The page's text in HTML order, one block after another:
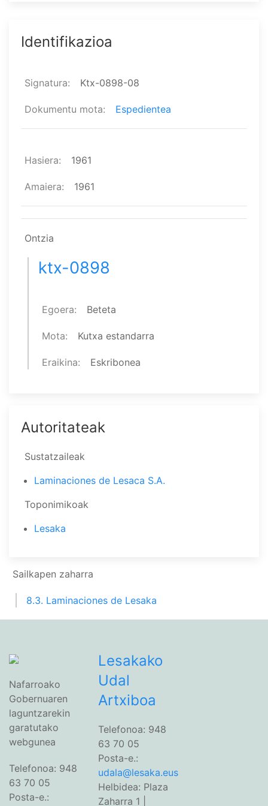
Identifikazioa
Signatura Ktx-0898-08
Dokumentu mota Espedientea
Hasiera 1961
Amaiera 1961
Ontzia
ktx-0898
Egoera Beteta
Mota Kutxa estandarra
Eraikina Eskribonea
Autoritateak
Sustatzaileak
Laminaciones de Lesaca S.A.
Toponimikoak
Lesaka
Sailkapen zaharra
8.3. Laminaciones de Lesaka
Nafarroako
Gobernuaren
laguntzarekin
garatutako
webgunea
Telefonoa: 948
63 70 05
Posta-e.:
Lesakako
Udal
Artxiboa
Telefonoa: 948
63 70 05
Posta-e.:
udala@lesaka.eus
Helbidea: Plaza
Zaharra 1 |